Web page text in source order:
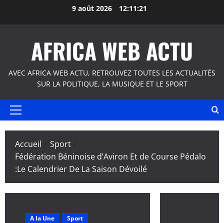
9 août 2026 12:11:22
AFRICA WEB ACTU
AVEC AFRICA WEB ACTU, RETROUVEZ TOUTES LES ACTUALITÉS
SUR LA POLITIQUE, LA MUSIQUE ET LE SPORT
Menu
Accueil
Sport
Fédération Béninoise d’Aviron Et de Course Pédalo
:Le Calendrier De La Saison Dévoilé
A la Une Sport